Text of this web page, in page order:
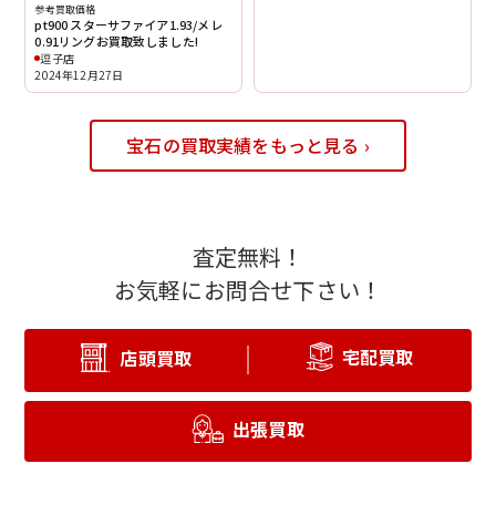
参考買取価格
pt900 スターサファイア1.93/メレ
0.91リングお買取致しました!
逗子店
2024年12月27日
宝石の買取実績をもっと見る ›
査定無料！
お気軽にお問合せ下さい！
店頭買取 宅配買取
出張買取